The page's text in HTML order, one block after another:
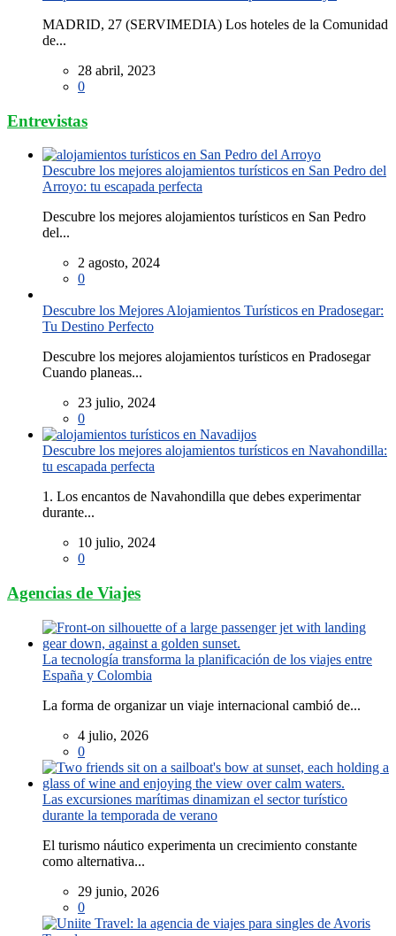
MADRID, 27 (SERVIMEDIA) Los hoteles de la Comunidad
de...
28 abril, 2023
0
Entrevistas
Descubre los mejores alojamientos turísticos en San Pedro del
Arroyo: tu escapada perfecta
Descubre los mejores alojamientos turísticos en San Pedro
del...
2 agosto, 2024
0
Descubre los Mejores Alojamientos Turísticos en Pradosegar:
Tu Destino Perfecto
Descubre los mejores alojamientos turísticos en Pradosegar
Cuando planeas...
23 julio, 2024
0
Descubre los mejores alojamientos turísticos en Navahondilla:
tu escapada perfecta
1. Los encantos de Navahondilla que debes experimentar
durante...
10 julio, 2024
0
Agencias de Viajes
La tecnología transforma la planificación de los viajes entre
España y Colombia
La forma de organizar un viaje internacional cambió de...
4 julio, 2026
0
Las excursiones marítimas dinamizan el sector turístico
durante la temporada de verano
El turismo náutico experimenta un crecimiento constante
como alternativa...
29 junio, 2026
0